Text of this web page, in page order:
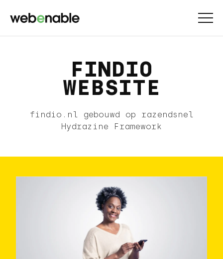
FINDIO
WEBSITE
findio.nl gebouwd op razendsnel
Hydrazine Framework